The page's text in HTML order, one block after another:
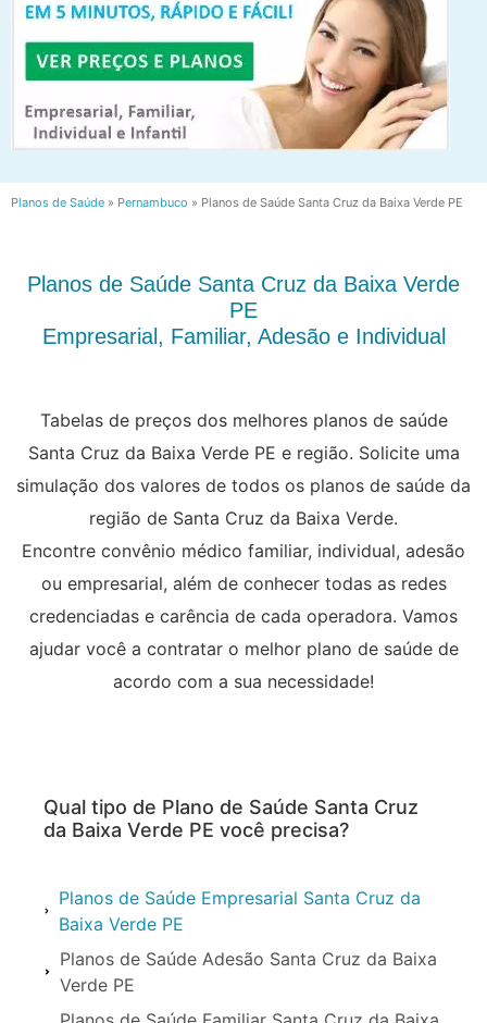
Planos de Saúde » Pernambuco » Planos de Saúde Santa Cruz da Baixa Verde PE
Planos de Saúde Santa Cruz da Baixa Verde
PE
Empresarial, Familiar, Adesão e Individual
Tabelas de preços dos melhores planos de saúde
Santa Cruz da Baixa Verde PE e região. Solicite uma
simulação dos valores de todos os planos de saúde da
região de Santa Cruz da Baixa Verde.
Encontre convênio médico familiar, individual, adesão
ou empresarial, além de conhecer todas as redes
credenciadas e carência de cada operadora. Vamos
ajudar você a contratar o melhor plano de saúde de
acordo com a sua necessidade!
Qual tipo de Plano de Saúde Santa Cruz
da Baixa Verde PE você precisa?
Planos de Saúde Empresarial Santa Cruz da
Baixa Verde PE
Planos de Saúde Adesão Santa Cruz da Baixa
Verde PE